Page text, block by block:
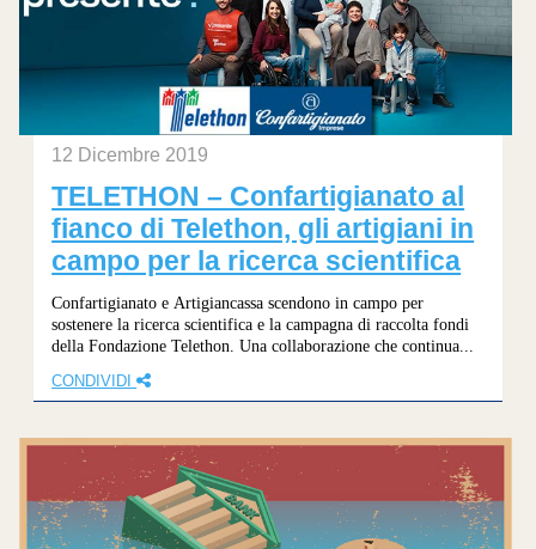
12 Dicembre 2019
TELETHON – Confartigianato al
fianco di Telethon, gli artigiani in
campo per la ricerca scientifica
Confartigianato e Artigiancassa scendono in campo per
sostenere la ricerca scientifica e la campagna di raccolta fondi
della Fondazione Telethon. Una collaborazione che continua...
CONDIVIDI